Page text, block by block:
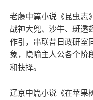
老藤中篇小说《昆虫志
战神大兜、沙牛、斑
作引，串联昔日政研室
象，隐喻主人公各个阶
和抉择。
辽京中篇小说《在苹果